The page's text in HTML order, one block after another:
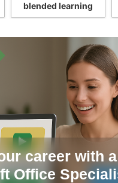
blended learning
career with a
Office